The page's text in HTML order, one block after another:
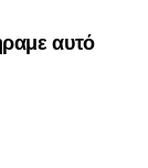
αυτό